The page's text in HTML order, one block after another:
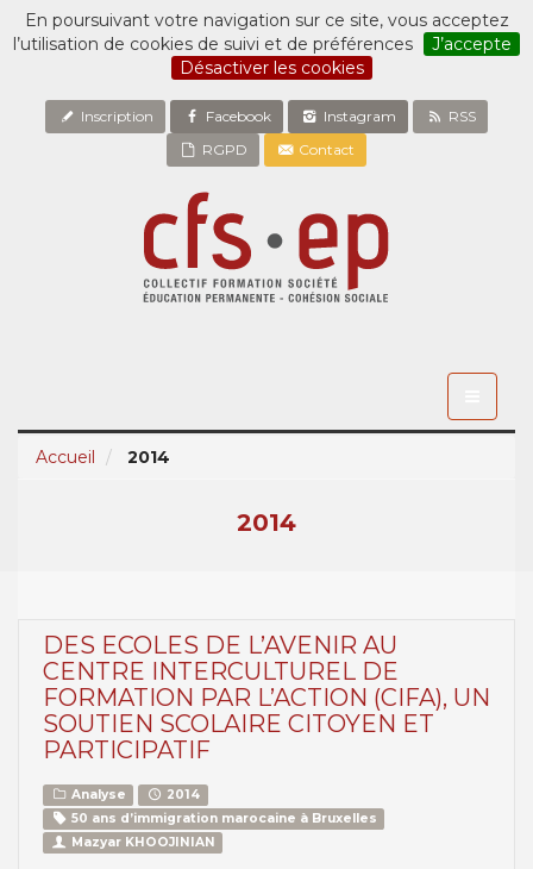
En poursuivant votre navigation sur ce site, vous acceptez
l’utilisation de cookies de suivi et de préférences
J’accepte
Désactiver les cookies
Inscription Facebook Instagram
RSS
RGPD
Contact
Accueil
2014
2014
DES ECOLES DE L’AVENIR AU
CENTRE INTERCULTUREL DE
FORMATION PAR L’ACTION (CIFA), UN
SOUTIEN SCOLAIRE CITOYEN ET
PARTICIPATIF
Analyse
2014
50 ans d’immigration marocaine à Bruxelles
Mazyar KHOOJINIAN